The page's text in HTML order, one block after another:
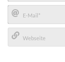
Name*
E-
Mail*